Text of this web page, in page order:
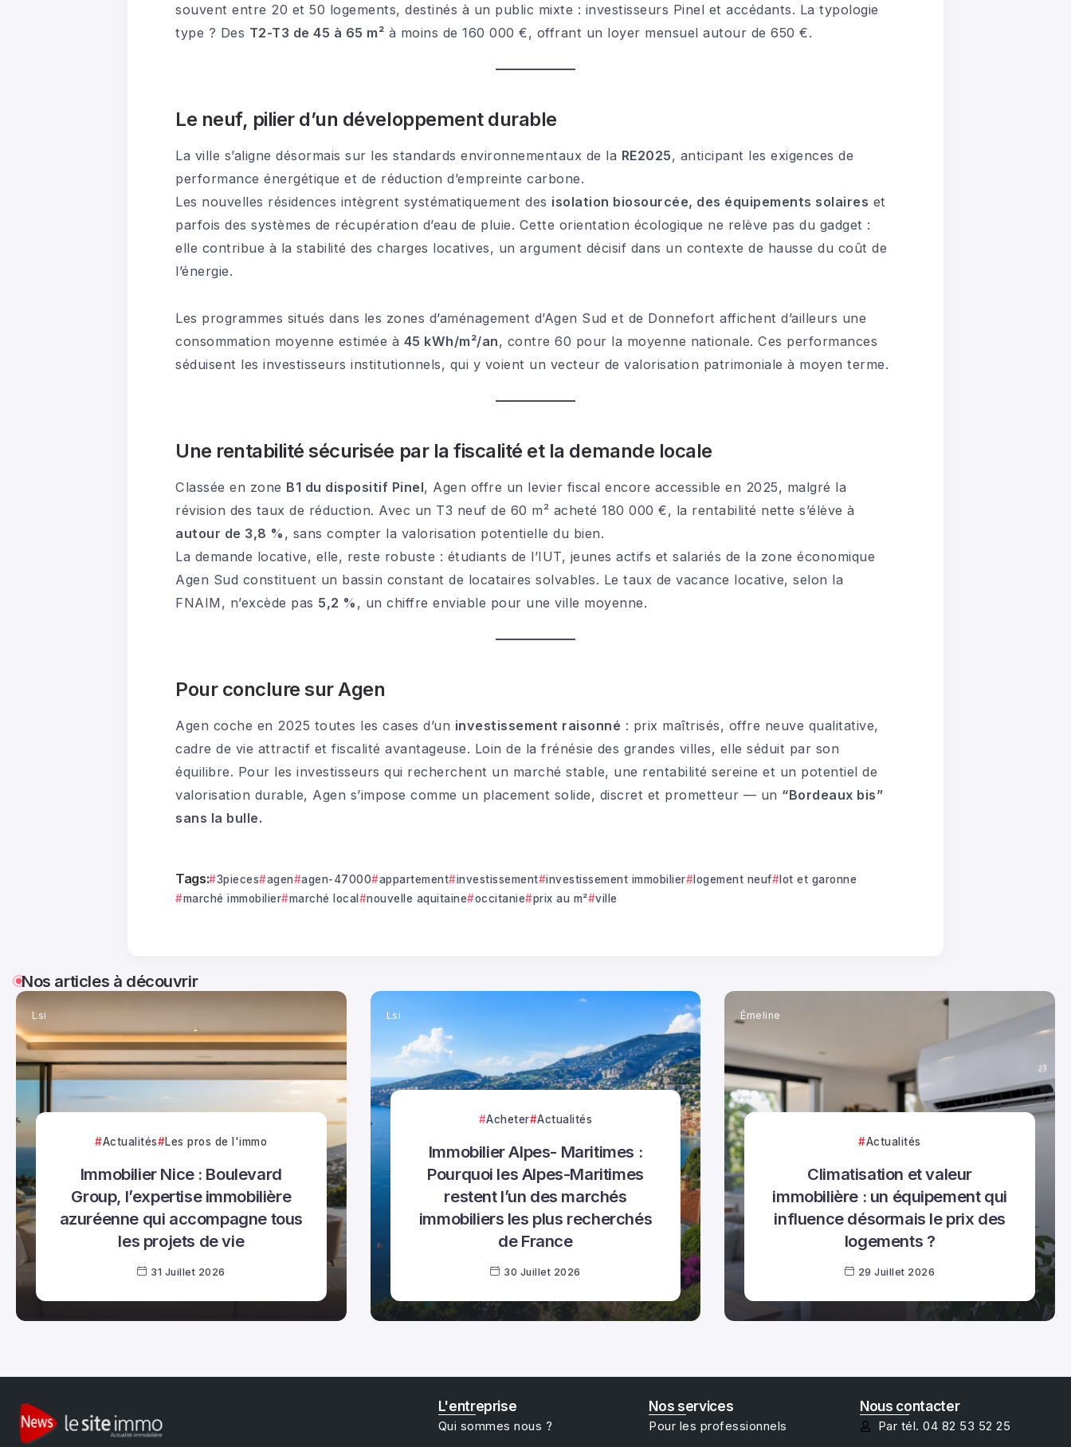
souvent entre 20 et 50 logements, destinés à un public mixte : investisseurs Pinel et accédants. La typologie
type ? Des T2-T3 de 45 à 65 m² à moins de 160 000 €, offrant un loyer mensuel autour de 650 €.
Le neuf, pilier d’un développement durable
La ville s’aligne désormais sur les standards environnementaux de la RE2025, anticipant les exigences de
performance énergétique et de réduction d’empreinte carbone.
Les nouvelles résidences intègrent systématiquement des isolation biosourcée, des équipements solaires et
parfois des systèmes de récupération d’eau de pluie. Cette orientation écologique ne relève pas du gadget :
elle contribue à la stabilité des charges locatives, un argument décisif dans un contexte de hausse du coût de
l’énergie.
Les programmes situés dans les zones d’aménagement d’Agen Sud et de Donnefort affichent d’ailleurs une
consommation moyenne estimée à 45 kWh/m²/an, contre 60 pour la moyenne nationale. Ces performances
séduisent les investisseurs institutionnels, qui y voient un vecteur de valorisation patrimoniale à moyen terme.
Une rentabilité sécurisée par la fiscalité et la demande locale
Classée en zone B1 du dispositif Pinel, Agen offre un levier fiscal encore accessible en 2025, malgré la
révision des taux de réduction. Avec un T3 neuf de 60 m² acheté 180 000 €, la rentabilité nette s’élève à
autour de 3,8 % , sans compter la valorisation potentielle du bien.
La demande locative, elle, reste robuste : étudiants de l’IUT, jeunes actifs et salariés de la zone économique
Agen Sud constituent un bassin constant de locataires solvables. Le taux de vacance locative, selon la
FNAIM, n’excède pas 5,2 % , un chiffre enviable pour une ville moyenne.
Pour conclure sur Agen
Agen coche en 2025 toutes les cases d’un investissement raisonné : prix maîtrisés, offre neuve qualitative,
cadre de vie attractif et fiscalité avantageuse. Loin de la frénésie des grandes villes, elle séduit par son
équilibre. Pour les investisseurs qui recherchent un marché stable, une rentabilité sereine et un potentiel de
valorisation durable, Agen s’impose comme un placement solide, discret et prometteur — un “Bordeaux bis”
sans la bulle.
Tags: 3pieces agen agen-47000 appartement investissement investissement immobilier logement neuf
lot et garonne
marché immobilier
marché local nouvelle aquitaine occitanie prix au m² ville
Nos articles à découvrir
Lsi
Actualités Les pros de l'immo
Immobilier Nice : Boulevard
Group, l’expertise immobilière
azuréenne qui accompagne tous
les projets de vie
31 Juillet 2026
Lsi
Acheter Actualités
Immobilier Alpes- Maritimes :
Pourquoi les Alpes-Maritimes
restent l’un des marchés
immobiliers les plus recherchés
de France
30 Juillet 2026
Émeline
Actualités
Climatisation et valeur
immobilière : un équipement qui
influence désormais le prix des
logements ?
29 Juillet 2026
L'entreprise
Qui sommes nous ?
Nos services
Pour les professionnels
Nous contacter
Par tél. 04 82 53 52 25